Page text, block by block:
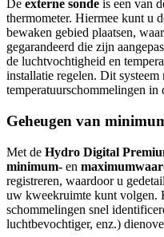
De externe sonde is een van
thermometer. Hiermee kunt u
bewaken gebied plaatsen,
gegarandeerd die zijn
de luchtvochtigheid en
installatie regelen. Dit
temperatuurschommelingen in
Geheugen van
Met de Hydro Digital
minimum- en
registreren, waardoor u
uw kweekruimte kunt volgen.
schommelingen snel
luchtbevochtiger, enz.)